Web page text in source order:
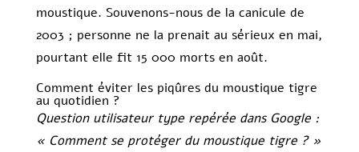
moustique. Souvenons-nous de la canicule de
2003 ; personne ne la prenait au sérieux en mai,
pourtant elle fit 15 000 morts en août.
Comment éviter les piqûres du moustique tigre
au quotidien ?
Question utilisateur type repérée dans Google :
« Comment se protéger du moustique tigre ? »